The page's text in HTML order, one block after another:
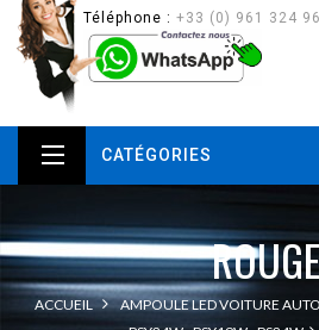
Téléphone : +33 (0) 961 324
CATÉGORIES
ACCUEIL
AMPOULE LED VOITURE